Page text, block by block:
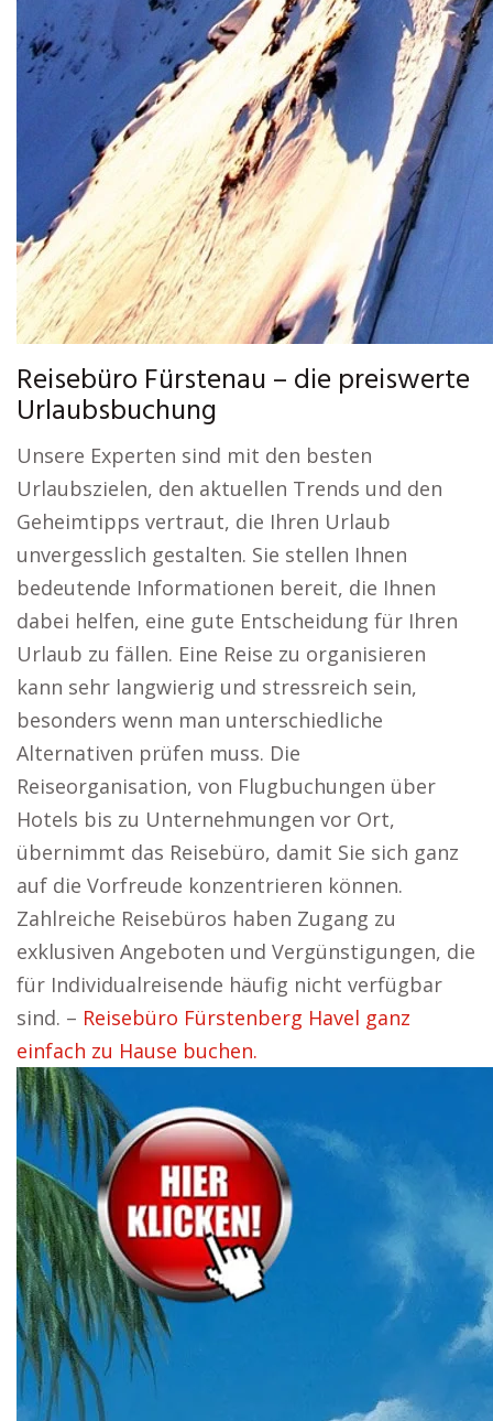
Reisebüro Fürstenau – die preiswerte
Urlaubsbuchung
Unsere Experten sind mit den besten
Urlaubszielen, den aktuellen Trends und den
Geheimtipps vertraut, die Ihren Urlaub
unvergesslich gestalten. Sie stellen Ihnen
bedeutende Informationen bereit, die Ihnen
dabei helfen, eine gute Entscheidung für Ihren
Urlaub zu fällen. Eine Reise zu organisieren
kann sehr langwierig und stressreich sein,
besonders wenn man unterschiedliche
Alternativen prüfen muss. Die
Reiseorganisation, von Flugbuchungen über
Hotels bis zu Unternehmungen vor Ort,
übernimmt das Reisebüro, damit Sie sich ganz
auf die Vorfreude konzentrieren können.
Zahlreiche Reisebüros haben Zugang zu
exklusiven Angeboten und Vergünstigungen, die
für Individualreisende häufig nicht verfügbar
sind. – Reisebüro Fürstenberg Havel ganz
einfach zu Hause buchen.